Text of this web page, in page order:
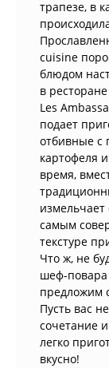
трапезе, в
cuisine
блюдом
в
Les
подает
отбивные с
картофеля
время,
измельчает
самым
текстуре
Что ж, не
шеф-повара
предложим
Пусть вас
сочетание
легко
вкусно!